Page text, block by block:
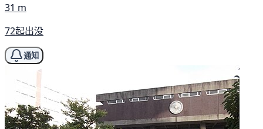
31 m
72起出没
通知